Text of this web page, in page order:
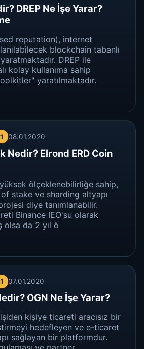
DREP Ne İşe Yarar?
reputation), internet
blockchain tabanlı
DREP ile
kolay kullanıma sahip
yaratılmaktadır.
08.01.2020
Nedir? Elrond ERD Coin
ölçeklenebilirliğe sahip,
stake ve sharding altyapı
diye tanımlanabilir.
Binance IEO'su olarak
olsa da 2 yıl ö
07.01.2020
OGN Ne İşe Yarar?
kişiye ticareti aracısız bir
hedefleyen ve e-ticaret
sağlayan bir platformdur.